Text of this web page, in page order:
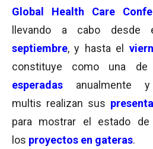
Global Health Care
llevando a cabo desde
septiembre, y hasta el
constituye como una
esperadas
multis realizan sus
para mostrar el estado
los proyectos en gateras.